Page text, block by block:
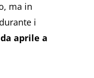
ma in
i
aprile a